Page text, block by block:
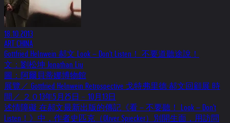
18.10.2013
ART CHINA
Gottfried Helnwein 郝文 Look－Don't Listen！ 不要道聽途說！
文：劉松坤 Jonathan Liu
圖：阿爾貝蒂娜博物館
展覽／ Gottfried Helnwein Retrospective 戈特弗里德·郝文回顧展 時
間／ ２０13年5月25日﹣10月13日
述情障礙 在郝文最新出版的傳記《看－不要聽！ Look－Don't
Listen！》中，作者史匹克（Oliver Spiecker）別開生面，用訪問